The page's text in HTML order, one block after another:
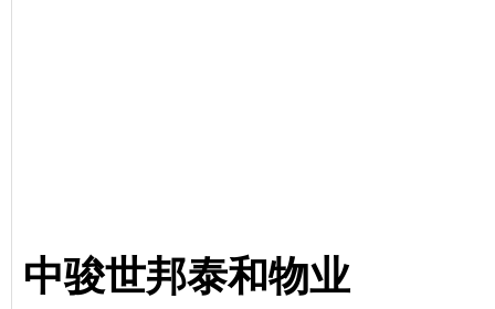
中骏世邦泰和物业